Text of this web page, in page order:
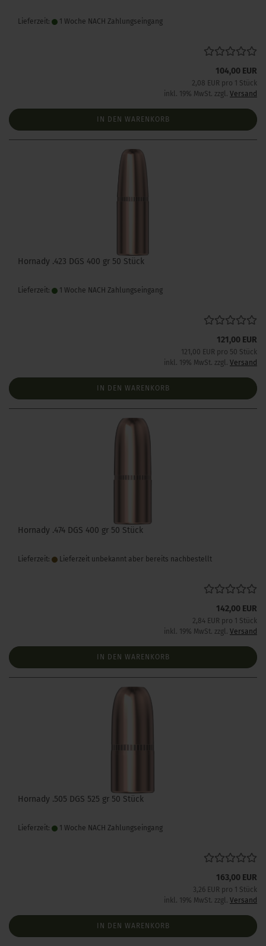
Lieferzeit: 1 Woche NACH Zahlungseingang
104,00 EUR
2,08 EUR pro 1 Stück
inkl. 19% MwSt. zzgl. Versand
IN DEN WARENKORB
Hornady .423 DGS 400 gr 50 Stück
Lieferzeit: 1 Woche NACH Zahlungseingang
121,00 EUR
121,00 EUR pro 50 Stück
inkl. 19% MwSt. zzgl. Versand
IN DEN WARENKORB
Hornady .474 DGS 400 gr 50 Stück
Lieferzeit: Lieferzeit unbekannt aber bereits nachbestellt
142,00 EUR
2,84 EUR pro 1 Stück
inkl. 19% MwSt. zzgl. Versand
IN DEN WARENKORB
Hornady .505 DGS 525 gr 50 Stück
Lieferzeit: 1 Woche NACH Zahlungseingang
163,00 EUR
3,26 EUR pro 1 Stück
inkl. 19% MwSt. zzgl. Versand
IN DEN WARENKORB